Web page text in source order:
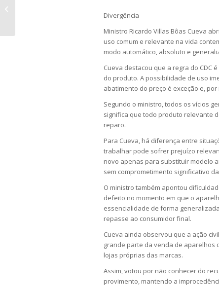
Divergência
Ministro Ricardo Villas Bôas Cueva
uso comum e relevante na vida
modo automático, absoluto e
Cueva destacou que a regra do CDC
do produto. A possibilidade de uso
abatimento do preço é exceção e,
Segundo o ministro, todos os vícios
significa que todo produto relevante
reparo.
Para Cueva, há diferença entre
trabalhar pode sofrer prejuízo
novo apenas para substituir modelo
sem comprometimento significativo
O ministro também apontou
defeito no momento em que o
essencialidade de forma
repasse ao consumidor final.
Cueva ainda observou que a ação
grande parte da venda de aparelhos
lojas próprias das marcas.
Assim, votou por não conhecer do
provimento, mantendo a